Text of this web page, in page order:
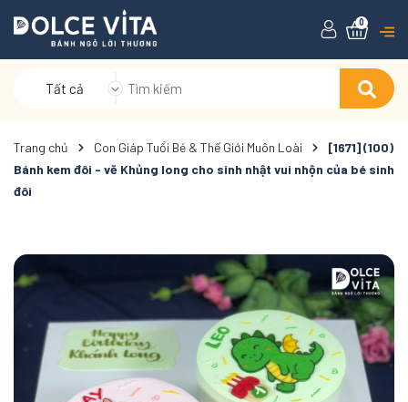
Tất cả
0
Trang chủ Con Giáp Tuổi Bé & Thế Giới Muôn Loài
[1671] (100)
Bánh kem đôi - vẽ Khủng long cho sinh nhật vui nhộn của bé sinh
đôi